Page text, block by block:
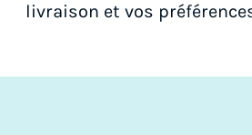
livraison et vos